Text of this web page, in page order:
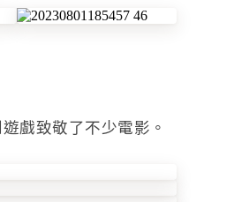
戲致敬了不少電影。